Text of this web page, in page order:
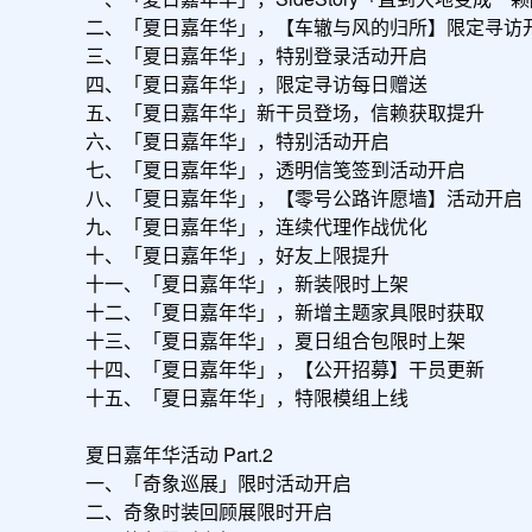
二、「夏日嘉年华」，【车辙与风的归所】限定寻访
三、「夏日嘉年华」，特别登录活动开启
四、「夏日嘉年华」，限定寻访每日赠送
五、「夏日嘉年华」新干员登场，信赖获取提升
六、「夏日嘉年华」，特别活动开启
七、「夏日嘉年华」，透明信笺签到活动开启
八、「夏日嘉年华」，【零号公路许愿墙】活动开启
九、「夏日嘉年华」，连续代理作战优化
十、「夏日嘉年华」，好友上限提升
十一、「夏日嘉年华」，新装限时上架
十二、「夏日嘉年华」，新增主题家具限时获取
十三、「夏日嘉年华」，夏日组合包限时上架
十四、「夏日嘉年华」，【公开招募】干员更新
十五、「夏日嘉年华」，特限模组上线
夏日嘉年华活动 Part.2
一、「奇象巡展」限时活动开启
二、奇象时装回顾展限时开启